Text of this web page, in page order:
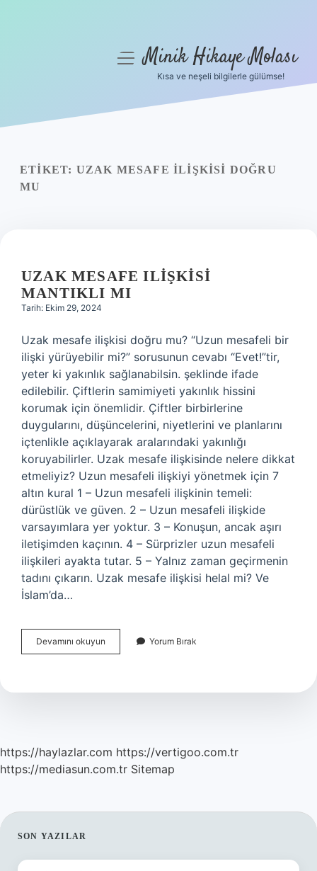
Yasal Uyarı
menüyüMinik Hikaye Molası
Kısa ve neşeli bilgilerle gülümse!
ETIKET: UZAK MESAFE ILIŞKISI DOĞRU
MU
UZAK MESAFE ILIŞKISI
MANTIKLI MI
Tarih: Ekim 29, 2024
Uzak mesafe ilişkisi doğru mu? “Uzun mesafeli bir
ilişki yürüyebilir mi?” sorusunun cevabı “Evet!”tir,
yeter ki yakınlık sağlanabilsin. şeklinde ifade
edilebilir. Çiftlerin samimiyeti yakınlık hissini
korumak için önemlidir. Çiftler birbirlerine
duygularını, düşüncelerini, niyetlerini ve planlarını
içtenlikle açıklayarak aralarındaki yakınlığı
koruyabilirler. Uzak mesafe ilişkisinde nelere dikkat
etmeliyiz? Uzun mesafeli ilişkiyi yönetmek için 7
altın kural 1 – Uzun mesafeli ilişkinin temeli:
dürüstlük ve güven. 2 – Uzun mesafeli ilişkide
varsayımlara yer yoktur. 3 – Konuşun, ancak aşırı
iletişimden kaçının. 4 – Sürprizler uzun mesafeli
ilişkileri ayakta tutar. 5 – Yalnız zaman geçirmenin
tadını çıkarın. Uzak mesafe ilişkisi helal mi? Ve
İslam’da…
Devamını okuyun
Mesafe
Mı
Yorum Bırak
https://haylazlar.com https://vertigoo.com.tr
https://mediasun.com.tr Sitemap
SIDEBAR
SON YAZILAR